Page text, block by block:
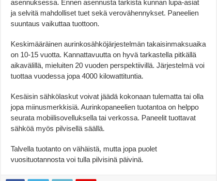
asennuksessa. Ennen asennusta tarkista kunnan lupa-asiat
ja selvitä mahdolliset tuet sekä verovähennykset. Paneelien
suuntaus vaikuttaa tuottoon.
Keskimääräinen aurinkosähköjärjestelmän takaisinmaksuaika
on 10-15 vuotta. Kannattavuutta on hyvä tarkastella pitkällä
aikavälillä, mieluiten 20 vuoden perspektiivillä. Järjestelmä voi
tuottaa vuodessa jopa 4000 kilowattituntia.
Kesäisin sähkölaskut voivat jäädä kokonaan tulematta tai olla
jopa miinusmerkkisiä. Aurinkopaneelien tuotantoa on helppo
seurata mobiilisovelluksella tai verkossa. Paneelit tuottavat
sähköä myös pilvisellä säällä.
Talvella tuotanto on vähäistä, mutta jopa puolet
vuosituotannosta voi tulla pilvisinä päivinä.